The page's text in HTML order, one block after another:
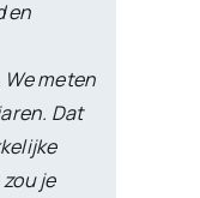
en
meten
Dat
je